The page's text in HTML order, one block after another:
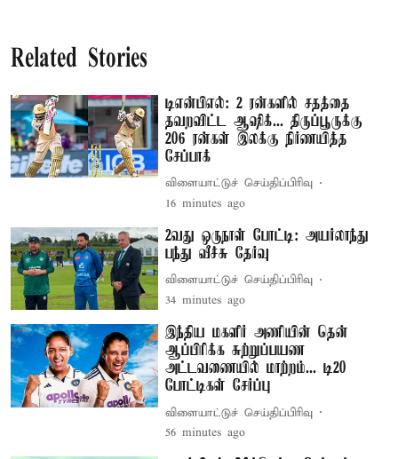
Related Stories
டிஎன்பிஎல்: 2 ரன்களில் சதத்தை
தவறவிட்ட ஆஷிக்... திருப்பூருக்கு
206 ரன்கள் இலக்கு நிர்ணயித்த
சேப்பாக்
விளையாட்டுச் செய்திப்பிரிவு
16 minutes ago
2வது ஒருநாள் போட்டி: அயர்லாந்து
பந்து வீச்சு தேர்வு
விளையாட்டுச் செய்திப்பிரிவு
34 minutes ago
இந்திய மகளிர் அணியின் தென்
ஆப்பிரிக்க சுற்றுப்பயண
அட்டவணையில் மாற்றம்... டி20
போட்டிகள் சேர்ப்பு
விளையாட்டுச் செய்திப்பிரிவு
56 minutes ago